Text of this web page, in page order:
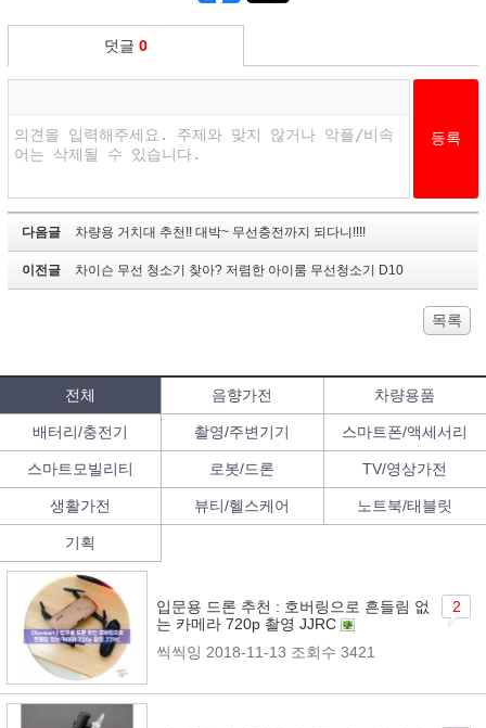
덧글 0
다음글 차량용 거치대 추천!! 대박~ 무선충전까지 되다니!!!!
이전글 차이슨 무선 청소기 찾아? 저렴한 아이룸 무선청소기 D10
목록
전체 음향가전 차량용품
배터리/충전기 촬영/주변기기 스마트폰/액세서리
스마트모빌리티 로봇/드론 TV/영상가전
생활가전 뷰티/헬스케어 노트북/태블릿
기획
입문용 드론 추천 : 호버링으로 흔들림 없
는 카메라 720p 촬영 JJRC
2
씩씩잉 2018-11-13 조회수 3421